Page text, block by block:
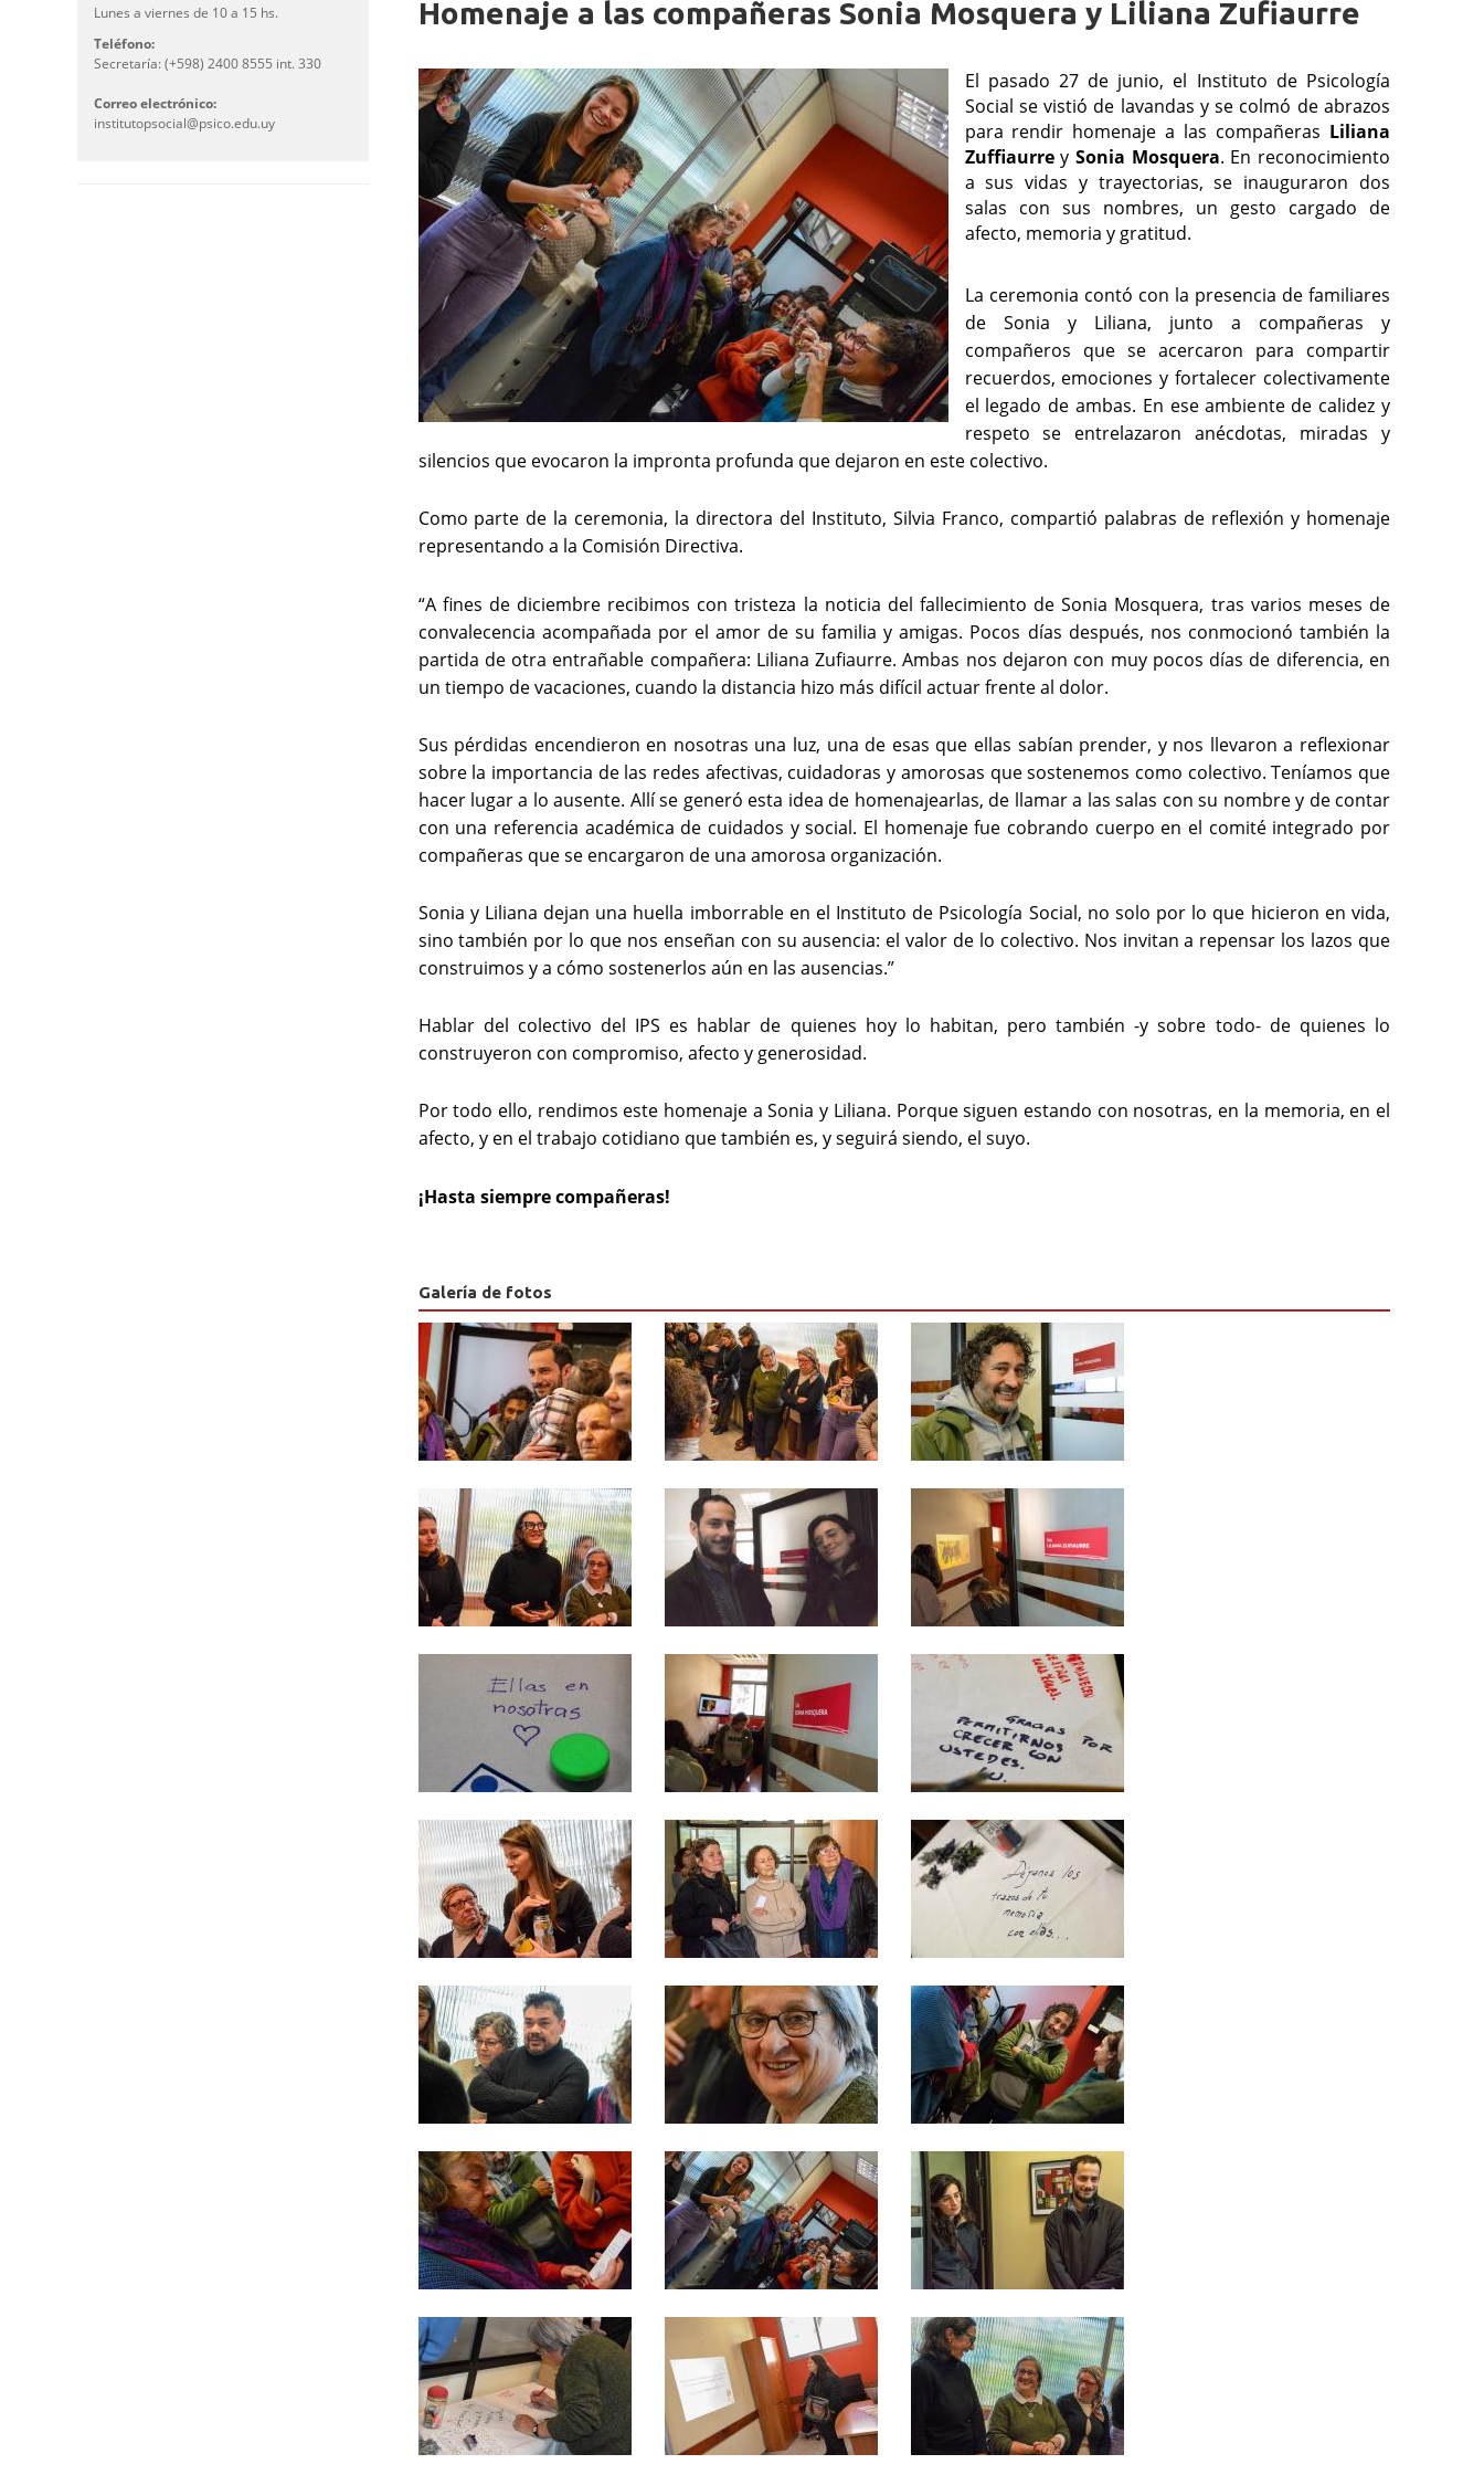
Lunes a viernes de 10 a 15 hs.
Teléfono:
Secretaría: (+598) 2400 8555 int. 330
Correo electrónico:
institutopsocial@psico.edu.uy
Homenaje a las compañeras Sonia Mosquera y Liliana Zufiaurre
El pasado 27 de junio, el Instituto de Psicología
Social se vistió de lavandas y se colmó de abrazos
para rendir homenaje a las compañeras Liliana
Zuffiaurre y Sonia Mosquera. En reconocimiento
a sus vidas y trayectorias, se inauguraron dos
salas con sus nombres, un gesto cargado de
afecto, memoria y gratitud.
La ceremonia contó con la presencia de familiares
de Sonia y Liliana, junto a compañeras y
compañeros que se acercaron para compartir
recuerdos, emociones y fortalecer colectivamente
el legado de ambas. En ese ambiente de calidez y
respeto se entrelazaron anécdotas, miradas y
silencios que evocaron la impronta profunda que dejaron en este colectivo.
Como parte de la ceremonia, la directora del Instituto, Silvia Franco, compartió palabras de reflexión y homenaje
representando a la Comisión Directiva.
“A fines de diciembre recibimos con tristeza la noticia del fallecimiento de Sonia Mosquera, tras varios meses de
convalecencia acompañada por el amor de su familia y amigas. Pocos días después, nos conmocionó también la
partida de otra entrañable compañera: Liliana Zufiaurre. Ambas nos dejaron con muy pocos días de diferencia, en
un tiempo de vacaciones, cuando la distancia hizo más difícil actuar frente al dolor.
Sus pérdidas encendieron en nosotras una luz, una de esas que ellas sabían prender, y nos llevaron a reflexionar
sobre la importancia de las redes afectivas, cuidadoras y amorosas que sostenemos como colectivo. Teníamos que
hacer lugar a lo ausente. Allí se generó esta idea de homenajearlas, de llamar a las salas con su nombre y de contar
con una referencia académica de cuidados y social. El homenaje fue cobrando cuerpo en el comité integrado por
compañeras que se encargaron de una amorosa organización.
Sonia y Liliana dejan una huella imborrable en el Instituto de Psicología Social, no solo por lo que hicieron en vida,
sino también por lo que nos enseñan con su ausencia: el valor de lo colectivo. Nos invitan a repensar los lazos que
construimos y a cómo sostenerlos aún en las ausencias.”
Hablar del colectivo del IPS es hablar de quienes hoy lo habitan, pero también -y sobre todo- de quienes lo
construyeron con compromiso, afecto y generosidad.
Por todo ello, rendimos este homenaje a Sonia y Liliana. Porque siguen estando con nosotras, en la memoria, en el
afecto, y en el trabajo cotidiano que también es, y seguirá siendo, el suyo.
¡Hasta siempre compañeras!
Galería de fotos